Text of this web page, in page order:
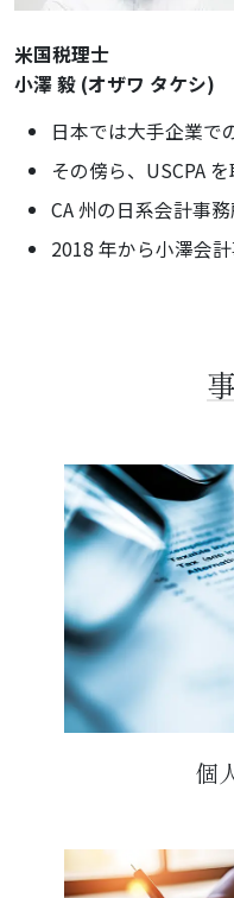
米国税理士
小澤 毅 (オザワ タケシ)
日本では大手企業で
その傍ら、USCPA
CA 州の日系会計事
2018 年から小澤会
個